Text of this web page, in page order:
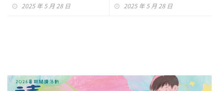
2025 年 5 月 28 日 2025 年 5 月 28 日